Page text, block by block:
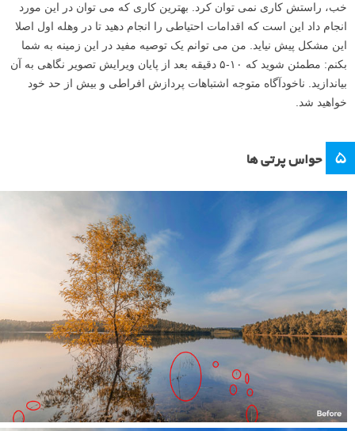
خب، راستش کاری نمی توان کرد. بهترین کاری که می توان در این مورد
انجام داد این است که اقدامات احتیاطی را انجام دهید تا در وهله اول اصلا
این مشکل پیش نیاید. من می توانم یک توصیه مفید در این زمینه به شما
بکنم: مطمئن شوید که ۱۰-۵ دقیقه بعد از پایان ویرایش تصویر نگاهی به آن
بیاندازید. ناخودآگاه متوجه اشتباهات پردازش افراطی و بیش از حد خود
خواهید شد.
۵ حواس پرتی ها